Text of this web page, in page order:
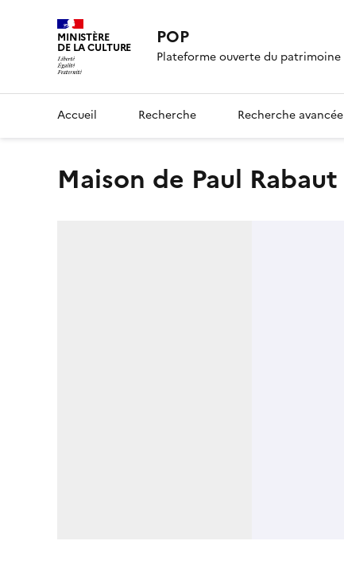
MINISTÈRE
DE LA CULTURE POP
Plateforme ouverte du patrimoine
Accueil Recherche Recherche avancée
maison de Paul Rabaut